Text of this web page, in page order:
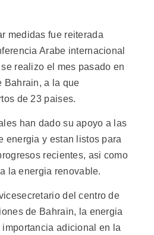
medidas fue reiterada
Arabe internacional
realizo el mes pasado en
Bahrain, a la que
de 23 paises.
han dado su apoyo a las
energia y estan listos para
recientes, asi como
la energia renovable.
del centro de
de Bahrain, la energia
adicional en la